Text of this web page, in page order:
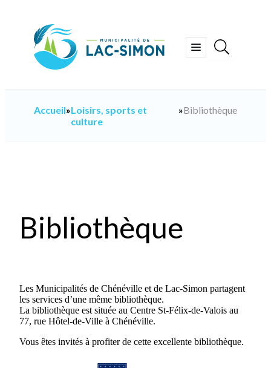
Ouvrir
Accueil»Loisirs, sports et
culture
»Bibliothèque
Bibliothèque
Les Municipalités de Chénéville et de Lac-Simon partagent
les services d’une même bibliothèque.
La bibliothèque est située au Centre St-Félix-de-Valois au
77, rue Hôtel-de-Ville à Chénéville.
Vous êtes invités à profiter de cette excellente bibliothèque.